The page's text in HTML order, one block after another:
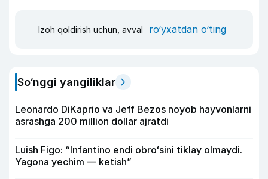
Izoh qoldirish uchun, avval ro‘yxatdan o‘ting
So‘nggi yangiliklar
Leonardo DiKaprio va Jeff Bezos noyob hayvonlarni
asrashga 200 million dollar ajratdi
Luish Figo: “Infantino endi obroʻsini tiklay olmaydi.
Yagona yechim — ketish”